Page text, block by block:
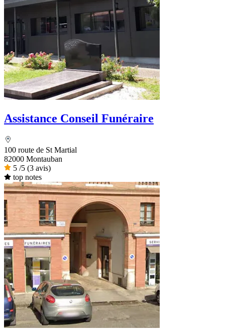
Assistance Conseil Funéraire
100 route de St Martial
82000 Montauban
5 /5 (3 avis)
top notes